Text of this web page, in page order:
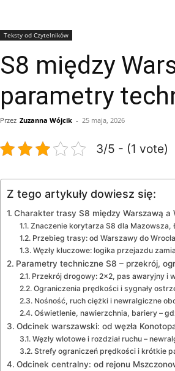
Teksty od Czytelników
S8 między
parametry
Przez Zuzanna Wójcik - 25 maja, 2026
3/5 - (1 vote)
Z tego artykuły dowiesz się:
Charakter trasy S8 między Warszawą a
Znaczenie korytarza S8 dla Mazowsza,
Przebieg trasy: od Warszawy do
Węzły kluczowe: logika przejazdu
Parametry techniczne S8 – przekrój,
Przekrój drogowy: 2×2, pas awaryjny i
Ograniczenia prędkości i sygnały
Nośność, ruch ciężki i newralgiczne
Oświetlenie, nawierzchnia, bariery –
Odcinek warszawski: od węzła
Węzły wlotowe i rozdział ruchu –
Strefy ograniczeń prędkości i krótkie
Odcinek centralny: od rejonu